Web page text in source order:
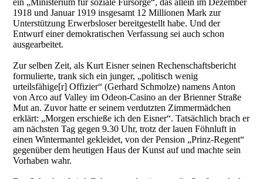
ein „Ministerium für soziale Fürsorge“, das allein im Dezember
1918 und Januar 1919 insgesamt 12 Millionen Mark zur
Unterstützung Erwerbsloser bereitgestellt habe. Und der
Entwurf einer demokratischen Verfassung sei auch schon
ausgearbeitet.
Zur selben Zeit, als Kurt Eisner seinen Rechenschaftsbericht
formulierte, trank sich ein junger, „politisch wenig
urteilsfähige[r] Offizier“ (Gerhard Schmolze) namens Anton
von Arco auf Valley im Odeon-Casino an der Brienner Straße
Mut an. Zuvor hatte er seinem verdutzten Zimmermädchen
erklärt: „Morgen erschieße ich den Eisner“. Tatsächlich brach er
am nächsten Tag gegen 9.30 Uhr, trotz der lauen Föhnluft in
einen Wintermantel gekleidet, von der Pension „Prinz-Regent“
gegenüber dem heutigen Haus der Kunst auf und machte sein
Vorhaben wahr.